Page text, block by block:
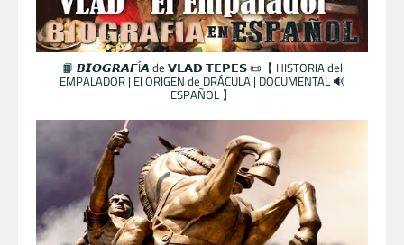
📙 𝘽𝙄𝙊𝙂𝙍𝘼𝙁Í𝘼 de 𝗩𝗟𝗔𝗗 𝗧𝗘𝗣𝗘𝗦 📜【 HISTORIA del
EMPALADOR | El ORIGEN de DRÁCULA | DOCUMENTAL 🔊
ESPAÑOL 】